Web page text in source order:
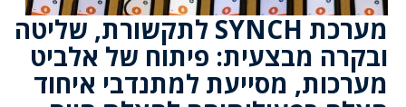
מערכת SYNCH לתקשורת, שליטה
ובקרה מבצעית: פיתוח של אלביט
מערכות, מסייעת למתנדבי איחוד